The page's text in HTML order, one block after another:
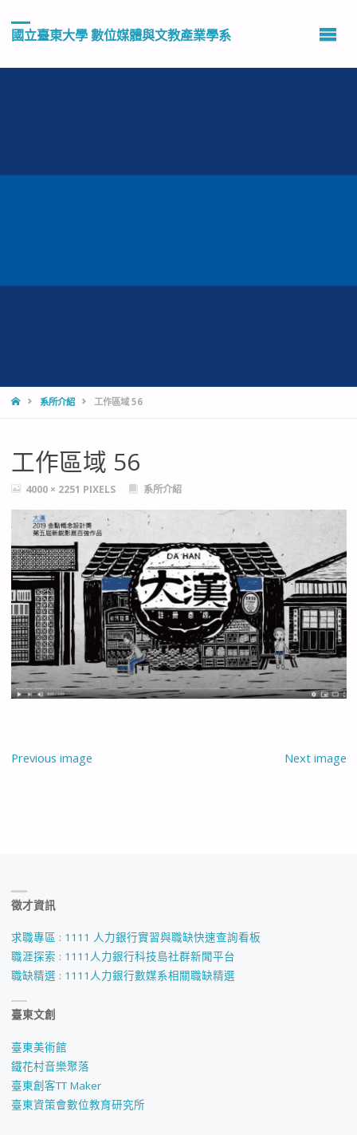
國立臺東大學 數位媒體與文教產業學系
HOME系所介紹 工作區域 56
工作區域 56
FULL4000 × 2251 PIXELS 系所介紹
Previous image Next image
徵才資訊
求職專區 : 1111 人力銀行實習與職缺快速查詢看板
職涯探索 : 1111人力銀行科技島社群新聞平台
職缺精選 : 1111人力銀行數媒系相關職缺精選
臺東文創
臺東美術館
鐵花村音樂聚落
臺東創客TT Maker
臺東資策會數位教育研究所